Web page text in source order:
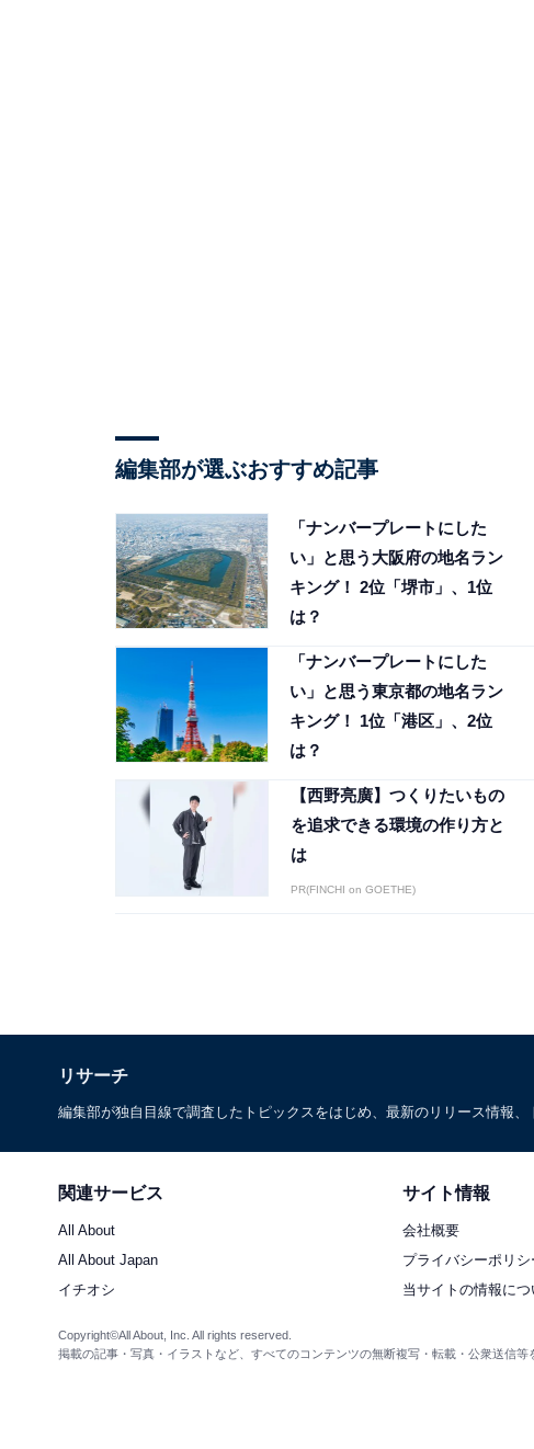
編集部が選ぶおすすめ記事
「ナンバープレートにした
い」と思う大阪府の地名ラン
キング！ 2位「堺市」、1位
は？
「ナンバープレートにした
い」と思う東京都の地名ラン
キング！ 1位「港区」、2位
は？
【西野亮廣】つくりたいもの
を追求できる環境の作り方と
は
PR(FINCHI on GOETHE)
リサーチ
編集部が独自目線で調査したトピックスをはじめ、最新のリリース情報
関連サービス
All About
All About Japan
イチオシ
サイト情報
会社概要
プライバシーポリシ
当サイトの情報に
Copyright©All About, Inc. All rights reserved.
掲載の記事・写真・イラストなど、すべてのコンテンツの無断複写・転載・公衆送信等